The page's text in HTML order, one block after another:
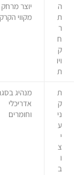
ה
ת
ר
ח
ק
ויו
ת
יוצר מרחק
מקווי
ת
ק
ני
ע
י
צ
ו
ב
מנהיג
אדריכלי
וחומרים